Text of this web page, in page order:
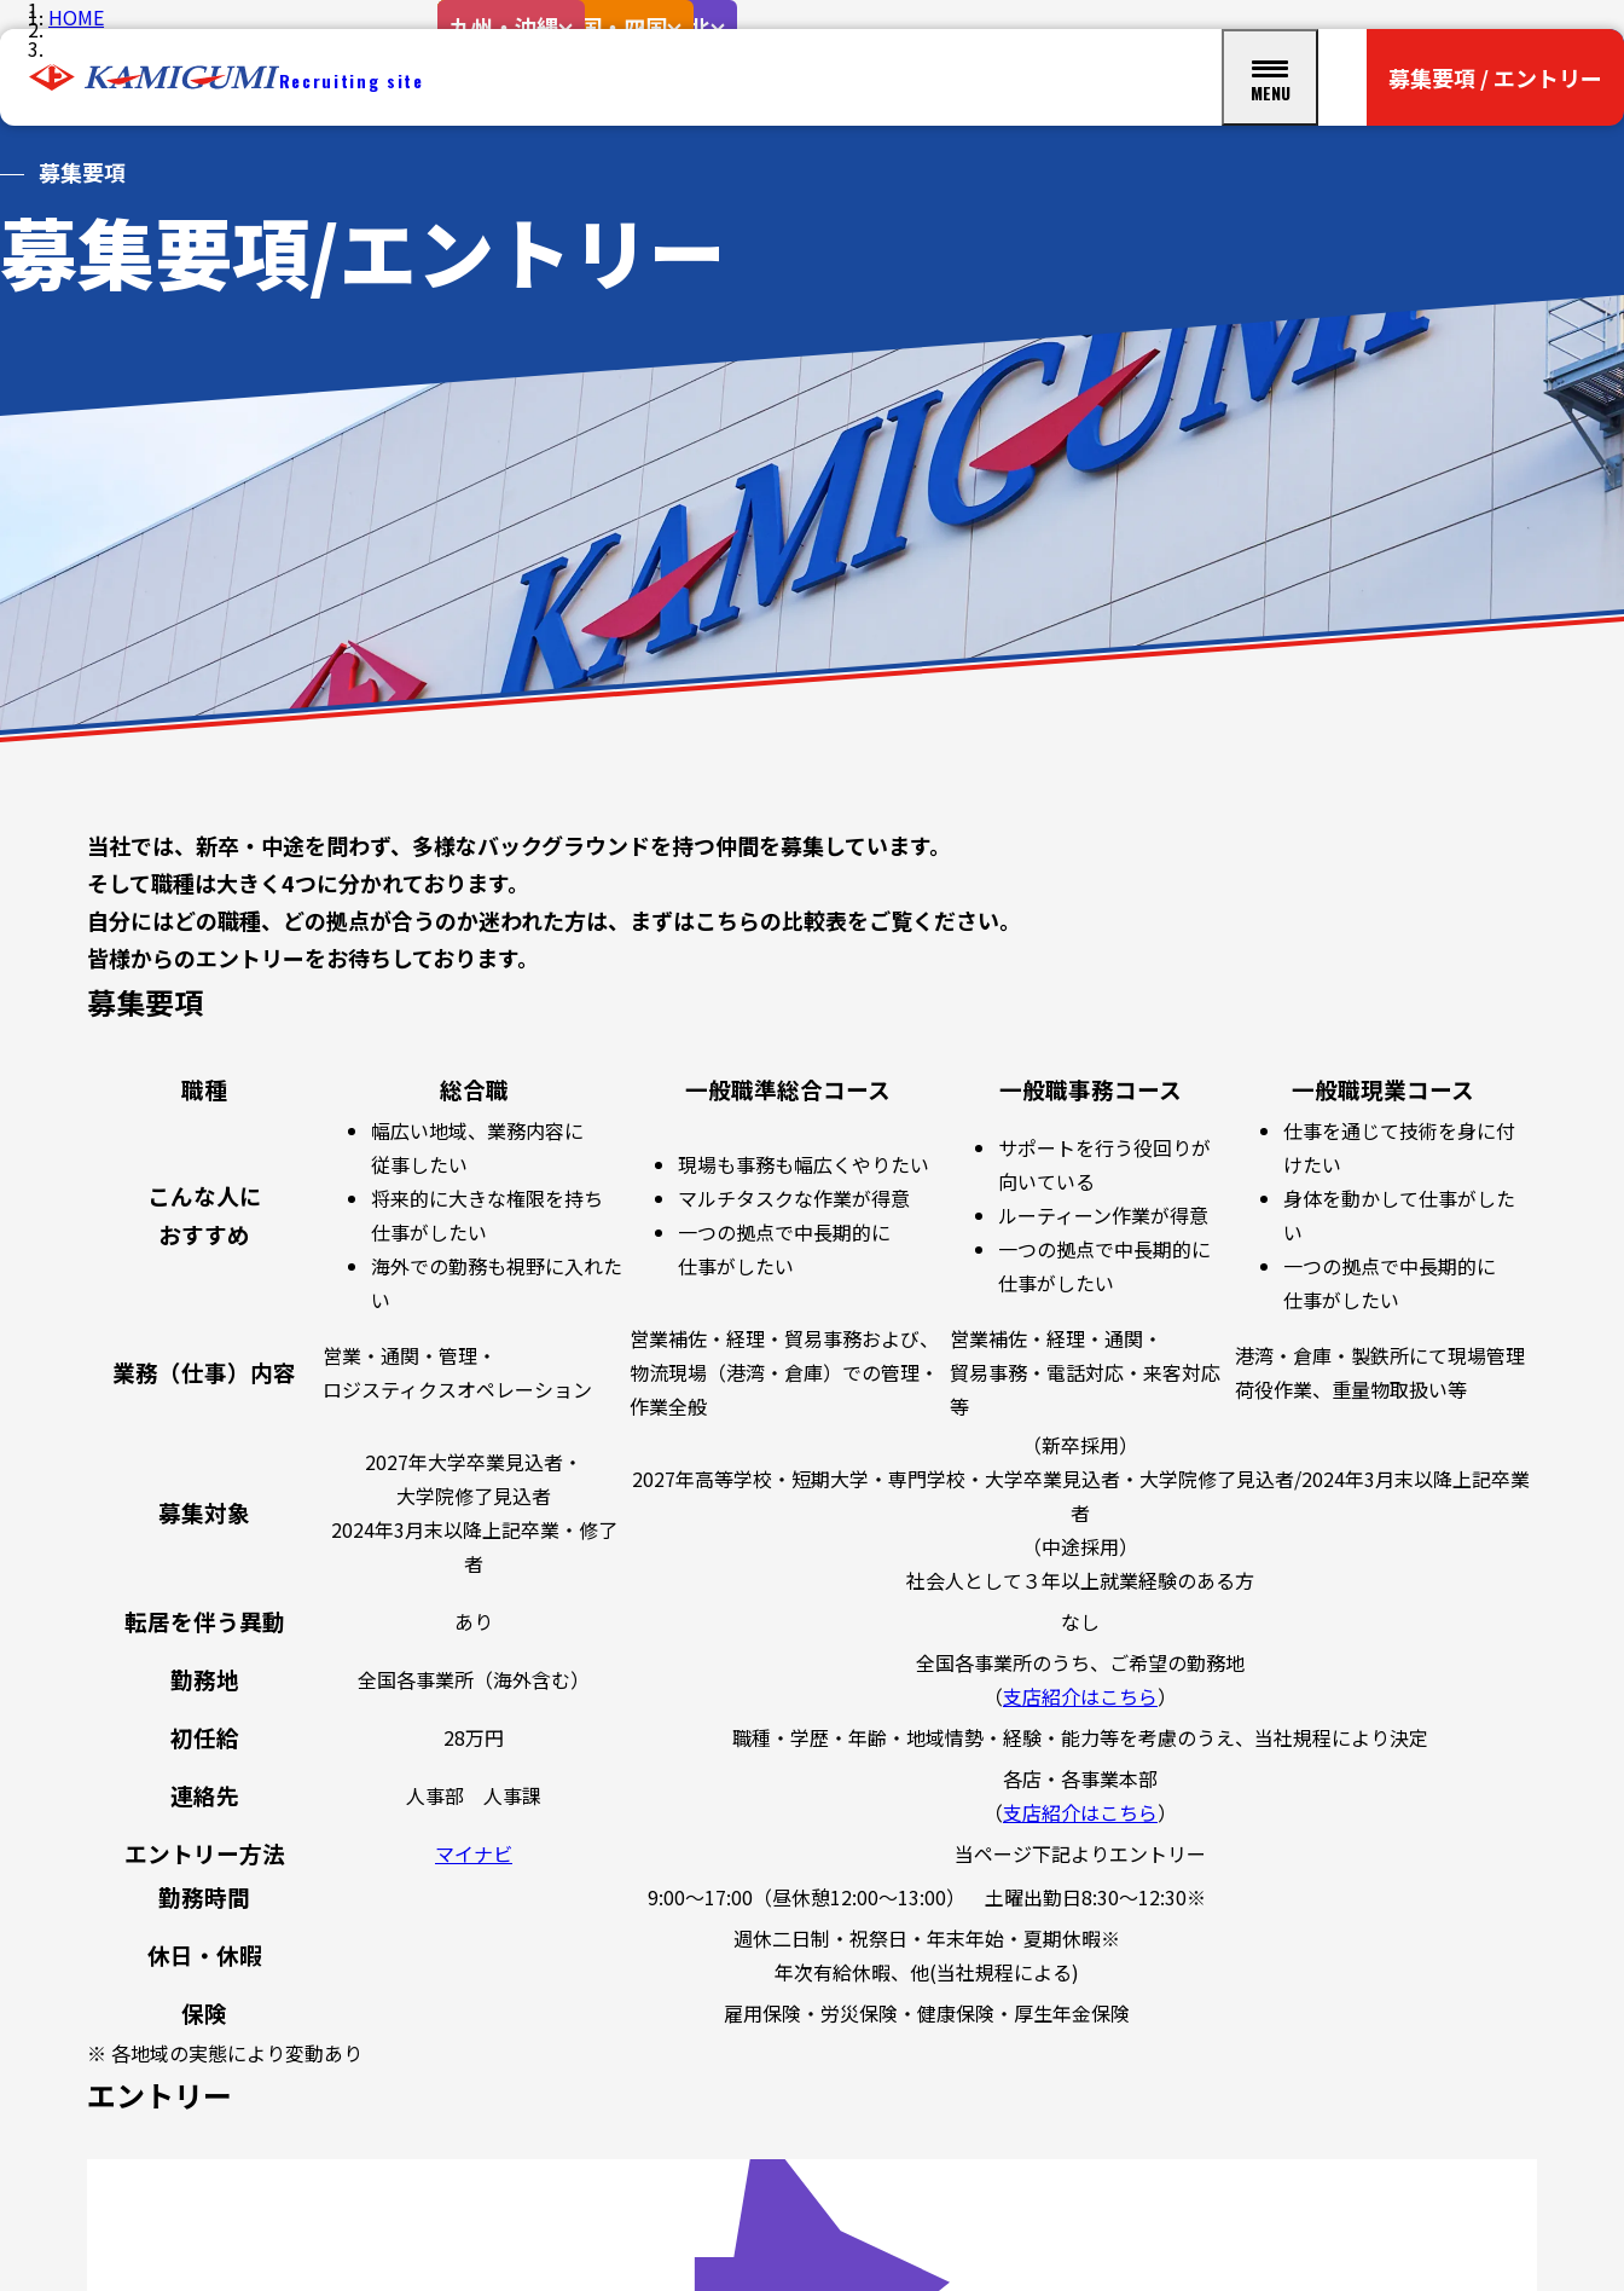
Recruiting site 募集要項/エントリー
MENU
HOME
募集要項/エントリー
募集要項/エントリー
募集要項
当社では、新卒・中途を問わず、多様なバックグラウンドを持つ仲間を募集しています。
そして職種は大きく4つに分かれております。
自分にはどの職種、どの拠点が合うのか迷われた方は、まずはこちらの比較表をご覧ください。
皆様からのエントリーをお待ちしております。
募集要項
職種 総合職 一般職準総合コース 一般職事務コース 一般職現業コース
こんな人に
おすすめ
幅広い地域、業務内容に
従事したい
将来的に大きな権限を持ち
仕事がしたい
海外での勤務も視野に入れた
い
現場も事務も幅広くやりたい
マルチタスクな作業が得意
一つの拠点で中長期的に
仕事がしたい
サポートを行う役回りが
向いている
ルーティーン作業が得意
一つの拠点で中長期的に
仕事がしたい
仕事を通じて技術を身に付
けたい
身体を動かして仕事がした
い
一つの拠点で中長期的に
仕事がしたい
業務（仕事）内容
営業・通関・管理・
ロジスティクスオペレーション
営業補佐・経理・貿易事務および、
物流現場（港湾・倉庫）での管理・
作業全般
営業補佐・経理・通関・
貿易事務・電話対応・来客対応
等
港湾・倉庫・製鉄所にて現場管理
荷役作業、重量物取扱い等
募集対象
2027年大学卒業見込者・
大学院修了見込者
2024年3月末以降上記卒業・修了
者
（新卒採用）
2027年高等学校・短期大学・専門学校・大学卒業見込者・大学院修了見込者/2024年3月末以降上記卒業
者
（中途採用）
社会人として３年以上就業経験のある方
転居を伴う異動 あり なし
勤務地 全国各事業所（海外含む）
全国各事業所のうち、ご希望の勤務地
（支店紹介はこちら）
初任給 28万円 職種・学歴・年齢・地域情勢・経験・能力等を考慮のうえ、当社規程により決定
連絡先 人事部 人事課
各店・各事業本部
（支店紹介はこちら）
エントリー方法 マイナビ 当ページ下記よりエントリー
勤務時間 9:00～17:00（昼休憩12:00～13:00） 土曜出勤日8:30～12:30※
休日・休暇
週休二日制・祝祭日・年末年始・夏期休暇※
年次有給休暇、他(当社規程による)
保険
雇用保険・労災保険・健康保険・厚生年金保険
※ 各地域の実態により変動あり
エントリー
北海道・東北北海道・東北
関東
中部・北陸
近畿
中国・四国中国・四国
九州・沖縄